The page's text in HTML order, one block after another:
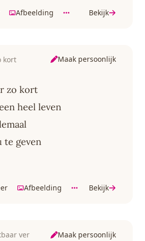
Afbeelding Bekijk
kort Maak persoonlijk
zo kort
heel leven
te geven
Afbeelding Bekijk
ver Maak persoonlijk